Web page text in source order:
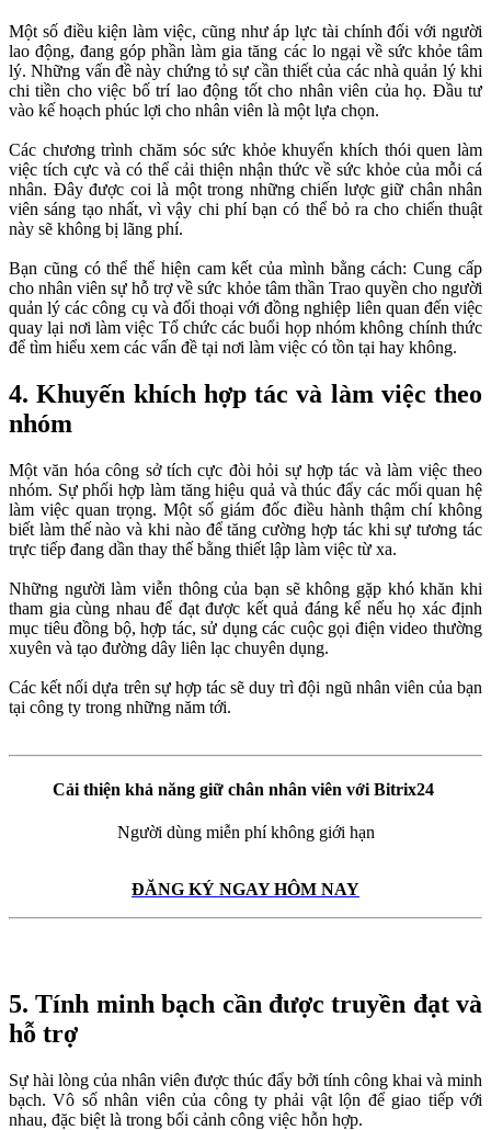
Một số điều kiện làm việc, cũng như áp lực tài chính đối với người
lao động, đang góp phần làm gia tăng các lo ngại về sức khỏe tâm
lý. Những vấn đề này chứng tỏ sự cần thiết của các nhà quản lý khi
chi tiền cho việc bố trí lao động tốt cho nhân viên của họ. Đầu tư
vào kế hoạch phúc lợi cho nhân viên là một lựa chọn.
Các chương trình chăm sóc sức khỏe khuyến khích thói quen làm
việc tích cực và có thể cải thiện nhận thức về sức khỏe của mỗi cá
nhân. Đây được coi là một trong những chiến lược giữ chân nhân
viên sáng tạo nhất, vì vậy chi phí bạn có thể bỏ ra cho chiến thuật
này sẽ không bị lãng phí.
Bạn cũng có thể thể hiện cam kết của mình bằng cách: Cung cấp
cho nhân viên sự hỗ trợ về sức khỏe tâm thần Trao quyền cho người
quản lý các công cụ và đối thoại với đồng nghiệp liên quan đến việc
quay lại nơi làm việc Tổ chức các buổi họp nhóm không chính thức
để tìm hiểu xem các vấn đề tại nơi làm việc có tồn tại hay không.
4. Khuyến khích hợp tác và làm việc theo
nhóm
Một văn hóa công sở tích cực đòi hỏi sự hợp tác và làm việc theo
nhóm. Sự phối hợp làm tăng hiệu quả và thúc đẩy các mối quan hệ
làm việc quan trọng. Một số giám đốc điều hành thậm chí không
biết làm thế nào và khi nào để tăng cường hợp tác khi sự tương tác
trực tiếp đang dần thay thế bằng thiết lập làm việc từ xa.
Những người làm viễn thông của bạn sẽ không gặp khó khăn khi
tham gia cùng nhau để đạt được kết quả đáng kể nếu họ xác định
mục tiêu đồng bộ, hợp tác, sử dụng các cuộc gọi điện video thường
xuyên và tạo đường dây liên lạc chuyên dụng.
Các kết nối dựa trên sự hợp tác sẽ duy trì đội ngũ nhân viên của bạn
tại công ty trong những năm tới.
Cải thiện khả năng giữ chân nhân viên với Bitrix24
Người dùng miễn phí không giới hạn
ĐĂNG KÝ NGAY HÔM NAY
5. Tính minh bạch cần được truyền đạt và
hỗ trợ
Sự hài lòng của nhân viên được thúc đẩy bởi tính công khai và minh
bạch. Vô số nhân viên của công ty phải vật lộn để giao tiếp với
nhau, đặc biệt là trong bối cảnh công việc hỗn hợp.